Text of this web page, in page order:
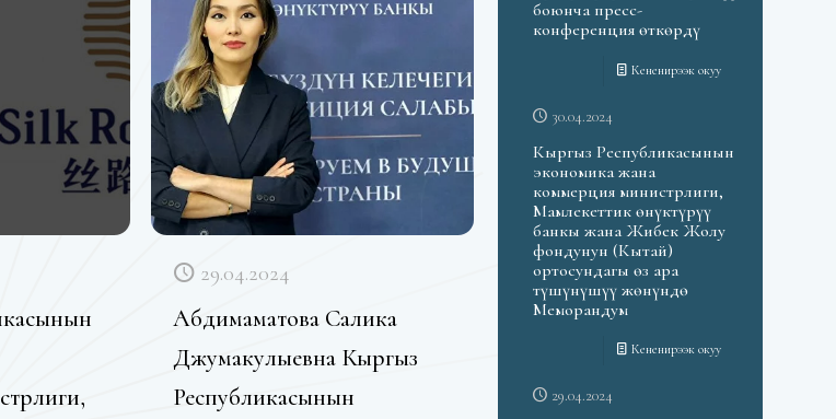
29.04.2024
Абдимаматова Салика
Джумакулыевна Кыргыз
Республикасынын
боюнча пресс-
конференция өткөрдү
Кененирээк окуу
30.04.2024
Кыргыз Республикасынын
экономика жана
коммерция министрлиги,
Мамлекеттик өнүктүрүү
банкы жана Жибек Жолу
фондунун (Кытай)
ортосундагы өз ара
түшүнүшүү жөнүндө
Меморандум
Кененирээк окуу
29.04.2024